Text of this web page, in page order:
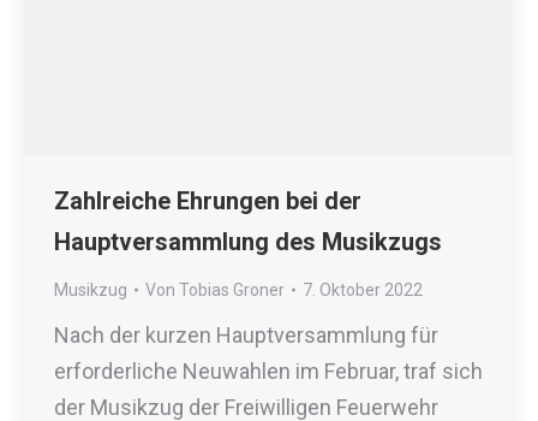
Zahlreiche Ehrungen bei der
Hauptversammlung des Musikzugs
Musikzug Von Tobias Groner 7. Oktober 2022
Nach der kurzen Hauptversammlung für
erforderliche Neuwahlen im Februar, traf sich
der Musikzug der Freiwilligen Feuerwehr